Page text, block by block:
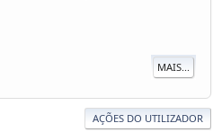
MAIS...
AÇÕES DO UTILIZADOR